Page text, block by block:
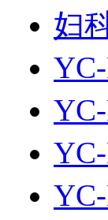
妇